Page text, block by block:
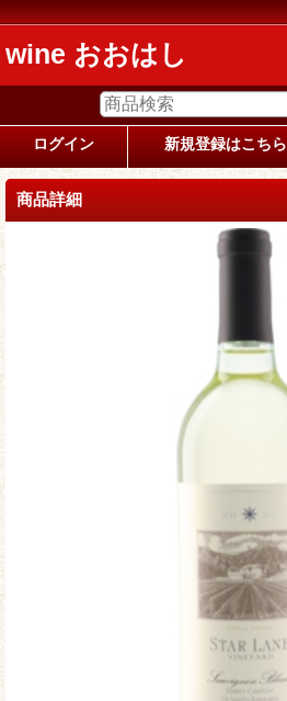
wine おおはし
ログイン 新規登録はこちら
商品詳細